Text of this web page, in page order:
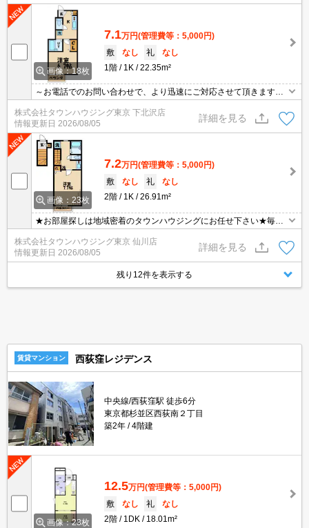
画像：18枚
7.1万円(管理費等：5,000円)
敷
なし 礼
なし
1階
1K 22.35m²
～お電話でのお問い合わせで、より迅速にご対応させて頂きます～
地域密着タウンハウジングまで～
株式会社タウンハウジング東京 下北沢店
情報更新日 2026/08/05
詳細を見る
画像：23枚
7.2万円(管理費等：5,000円)
敷
なし 礼
なし
2階
1K 26.91m²
★お部屋探しは地域密着のタウンハウジングにお任せ下さい★毎日
新着情報更新中★
株式会社タウンハウジング東京 仙川店
情報更新日 2026/08/05
詳細を見る
残り12件を表示する
賃貸マンション 西荻窪レジデンス
中央線/西荻窪駅 徒歩6分
東京都杉並区西荻南２丁目
築2年
4階建
画像：23枚
12.5万円(管理費等：5,000円)
敷
なし 礼
なし
2階
1DK 18.01m²